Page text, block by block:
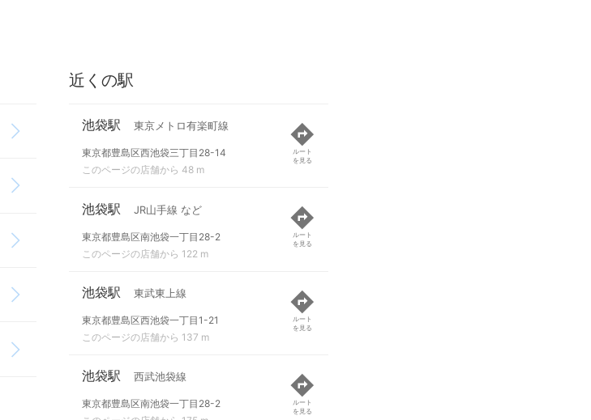
近くの駅
池袋駅 東京メトロ有楽町線
東京都豊島区西池袋三丁目28-14
このページの店舗から 48 m
ルート
を見る
池袋駅 JR山手線 など
東京都豊島区南池袋一丁目28-2
このページの店舗から 122 m
ルート
を見る
池袋駅 東武東上線
東京都豊島区西池袋一丁目1-21
このページの店舗から 137 m
ルート
を見る
池袋駅 西武池袋線
東京都豊島区南池袋一丁目28-2
ルート
を見る